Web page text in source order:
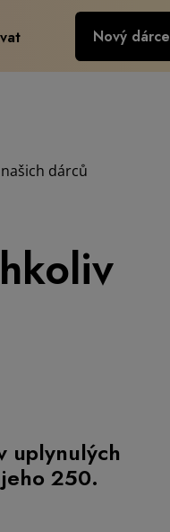
Nový dárce
dárců
uplynulých
250.